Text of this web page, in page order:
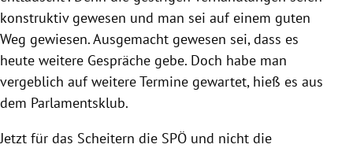
konstruktiv gewesen und man sei auf einem guten
Weg gewiesen. Ausgemacht gewesen sei, dass es
heute weitere Gespräche gebe. Doch habe man
vergeblich auf weitere Termine gewartet, hieß es aus
dem Parlamentsklub.
Jetzt für das Scheitern die SPÖ und nicht die